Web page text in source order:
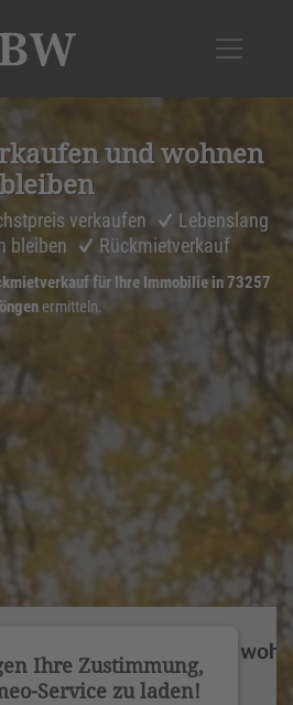
und wohnen
bleiben
verkaufen
Lebenslang
bleiben
Rückmietverkauf
für Ihre Immobilie in 73257
ermitteln.
Ihre Zustimmung,
Service zu laden!